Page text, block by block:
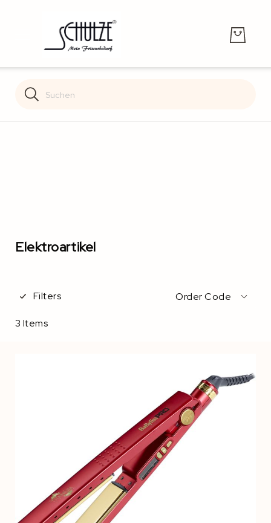
Search
Search
Elektroartikel
3 Items
Filters Order Code